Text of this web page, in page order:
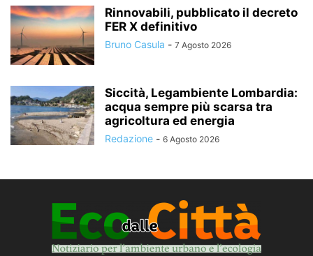
Rinnovabili, pubblicato il decreto
FER X definitivo
Bruno Casula - 7 Agosto 2026
Siccità, Legambiente Lombardia:
acqua sempre più scarsa tra
agricoltura ed energia
Redazione - 6 Agosto 2026